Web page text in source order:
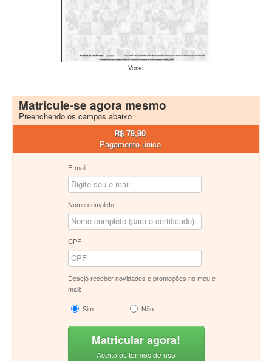
Verso
Matricule-se agora mesmo
Preenchendo os campos abaixo
R$ 79,90
Pagamento único
E-mail
Nome completo
CPF
Desejo receber novidades e promoções no meu e-
mail:
Sim
Não
Matricular agora!
Aceito os termos de uso